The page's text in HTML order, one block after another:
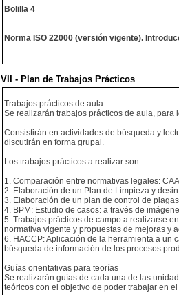
Bolilla 4
Norma ISO 22000 (versión vigente).
VII - Plan de Trabajos Prácticos
Trabajos prácticos de aula
Se realizarán trabajos prácticos de aula,
Consistirán en actividades de búsqueda y
discutirán en forma grupal.
Los trabajos prácticos a realizar son:
1. Comparación entre normativas legales:
2. Elaboración de un Plan de Limpieza y
3. Elaboración de un plan de control de plagas
4. BPM: Estudio de casos: a través de
5. Trabajos prácticos de campo a realizarse
normativa vigente y propuestas de mejoras y
6. HACCP: Aplicación de la herramienta a un
búsqueda de información de los procesos
Guías orientativas para teorías
Se realizarán guías de cada una de las
teóricos con el objetivo de poder trabajar en